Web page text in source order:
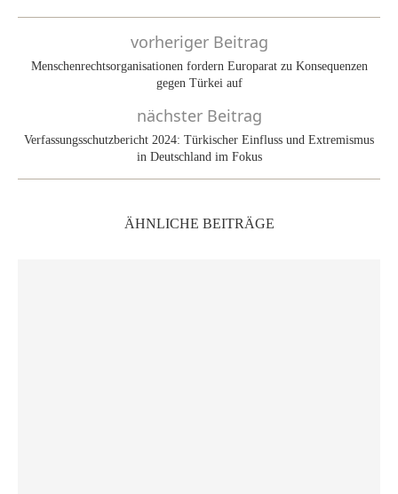
vorheriger Beitrag
Menschenrechtsorganisationen fordern Europarat zu Konsequenzen
gegen Türkei auf
nächster Beitrag
Verfassungsschutzbericht 2024: Türkischer Einfluss und Extremismus
in Deutschland im Fokus
ÄHNLICHE BEITRÄGE